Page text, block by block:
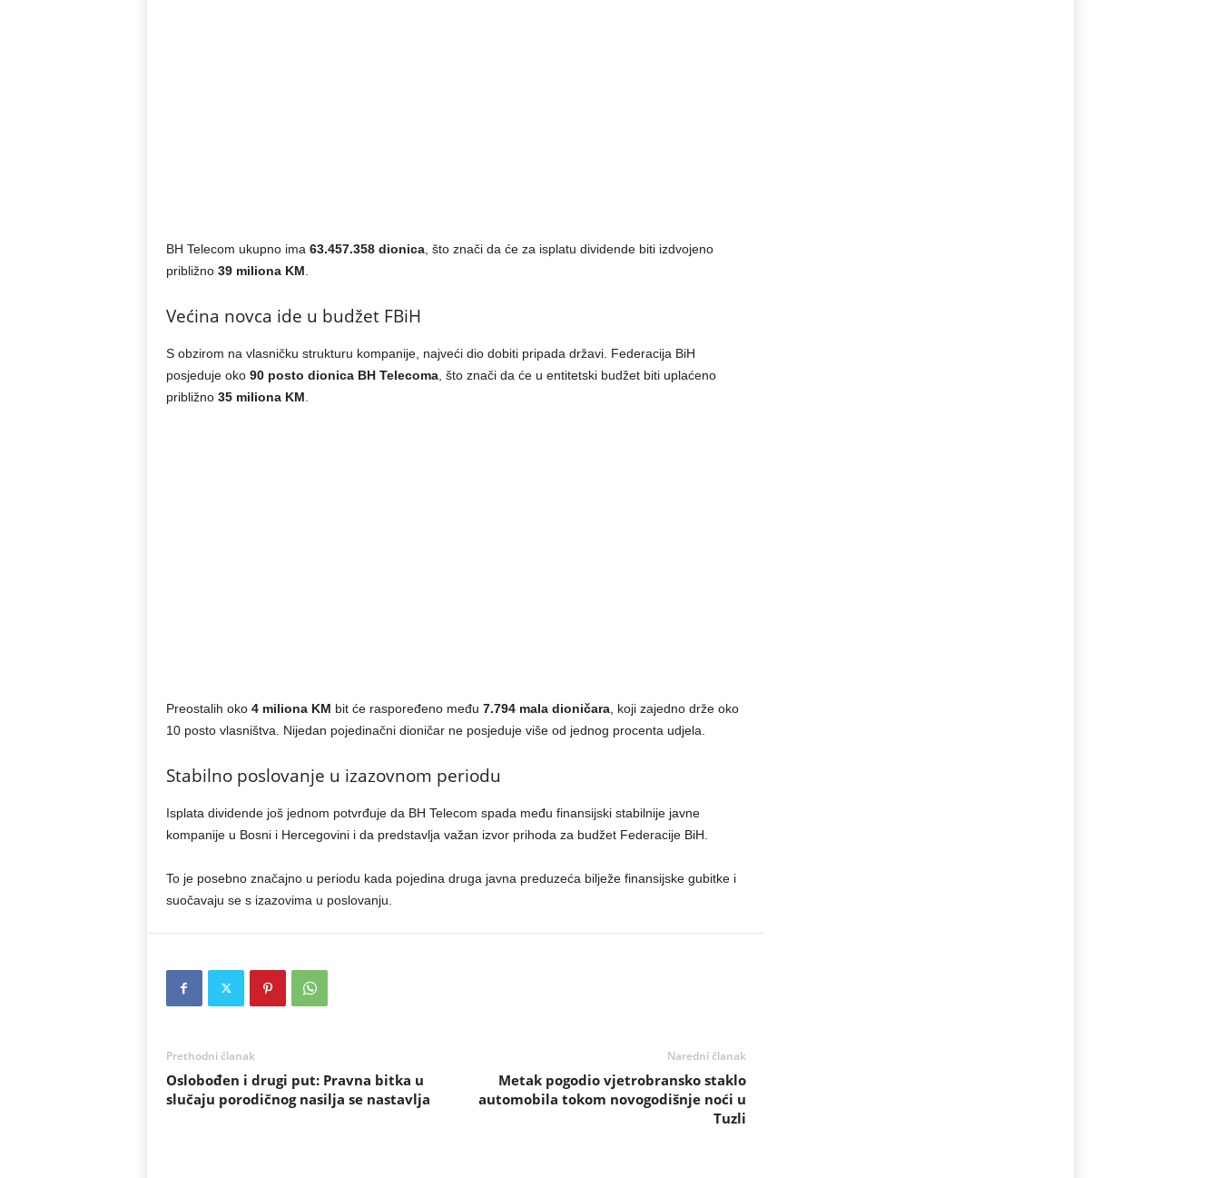
BH Telecom ukupno ima 63.457.358 dionica, što znači da će za isplatu dividende biti izdvojeno
približno 39 miliona KM
Većina novca ide u budžet FBiH
S obzirom na vlasničku strukturu kompanije, najveći dio dobiti pripada državi. Federacija BiH
posjeduje oko 90 posto dionica BH Telecoma, što znači da će u entitetski budžet biti uplaćeno
približno 35 miliona KM
Preostalih oko 4 miliona KM bit će raspoređeno među 7.794 mala dioničara, koji zajedno drže oko
10 posto vlasništva. Nijedan pojedinačni dioničar ne posjeduje više od jednog procenta udjela.
Stabilno poslovanje u izazovnom periodu
Isplata dividende još jednom potvrđuje da BH Telecom spada među finansijski stabilnije javne
kompanije u Bosni i Hercegovini i da predstavlja važan izvor prihoda za budžet Federacije BiH.
To je posebno značajno u periodu kada pojedina druga javna preduzeća bilježe finansijske gubitke i
suočavaju se s izazovima u poslovanju.
Prethodni članak
Oslobođen i drugi put: Pravna bitka u
slučaju porodičnog nasilja se nastavlja
Naredni članak
Metak pogodio vjetrobransko staklo
automobila tokom novogodišnje noći u
Tuzli